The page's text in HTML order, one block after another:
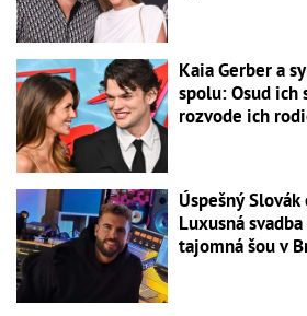
Kaia Gerber a
spolu: Osud
rozvode ich
Úspešný
Luxusná
tajomná šou v